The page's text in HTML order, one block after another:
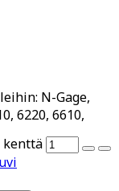
N-Gage,
6220, 6610,
kenttä